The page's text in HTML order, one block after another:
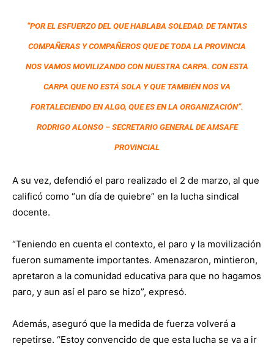
“POR EL ESFUERZO DEL QUE HABLABA SOLEDAD. DE TANTAS
COMPAÑERAS Y COMPAÑEROS QUE DE TODA LA PROVINCIA
NOS VAMOS MOVILIZANDO CON NUESTRA CARPA. CON ESTA
CARPA QUE NO ESTÁ SOLA Y QUE TAMBIÉN NOS VA
FORTALECIENDO EN ALGO, QUE ES EN LA ORGANIZACIÓN”.
RODRIGO ALONSO – SECRETARIO GENERAL DE AMSAFE
PROVINCIAL
A su vez, defendió el paro realizado el 2 de marzo, al que
calificó como “un día de quiebre” en la lucha sindical
docente.
“Teniendo en cuenta el contexto, el paro y la movilización
fueron sumamente importantes. Amenazaron, mintieron,
apretaron a la comunidad educativa para que no hagamos
paro, y aun así el paro se hizo”, expresó.
Además, aseguró que la medida de fuerza volverá a
repetirse. “Estoy convencido de que esta lucha se va a ir